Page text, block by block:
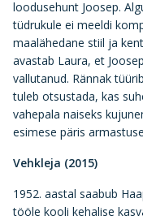
loodusehunt Joosep.
tüdrukule ei meeldi
maalähedane stiil ja
avastab Laura, et
vallutanud. Rännak
tuleb otsustada, kas
vahepala naiseks
esimese päris
Vehkleja (2015)
1952. aastal saabub
tööle kooli kehalise